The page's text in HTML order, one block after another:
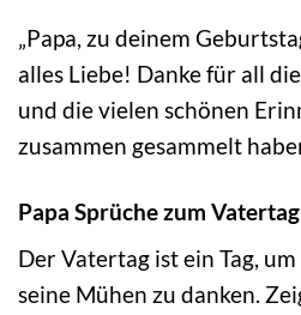
„Papa, zu deinem
alles Liebe! Danke für all
und die vielen schönen
zusammen gesammelt
Papa Sprüche zum Vatertag
Der Vatertag ist ein Tag,
seine Mühen zu danken.